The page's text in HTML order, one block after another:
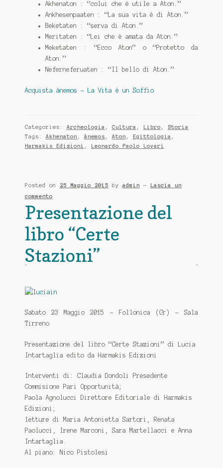
Akhenaton : “colui che è utile a Aton.”
Ankhesenpaaten : “La sua vita è di Aton.”
Beketaten : “serva di Aton.”
Meritaten : “Lei che è amata da Aton.”
Meketaten : “Ecco Aton” o “Protetto da
Aton.”
Neferneferuaten : “Il bello di Aton.”
Acquista ànemos - La Vita è un Soffio
Categories: Archeologia , Cultura , Libro , Storia
Tags: Akhenaton , ànemos , Aton , Egittologia ,
Harmakis Edizioni , Leonardo Paolo Lovari
Posted on 25 Maggio 2015 by admin —
Lascia un
commento
Presentazione del
libro “Certe
Stazioni”
Sabato 23 Maggio 2015 - Follonica (Gr) - Sala
Tirreno
Presentazione del libro “Certe Stazioni” di Lucia
Intartaglia edito da Harmakis Edizioni
Interventi di: Claudia Dondoli Presedente
Commisione Pari Opportunità;
Paola Agnolucci Direttore Editoriale di Harmakis
Edizioni;
letture di Maria Antonietta Sartori, Renata
Paolucci, Irene Marconi, Sara Martellacci e Anna
Intartaglia.
Al piano: Nico Pistolesi